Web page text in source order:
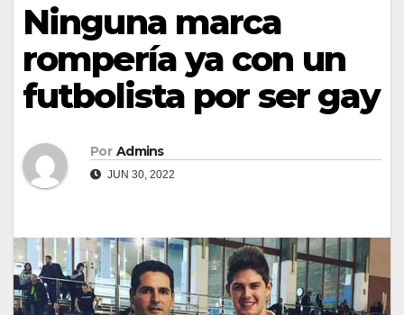
Ninguna marca
rompería ya con un
futbolista por ser gay
Por Admins
JUN 30, 2022